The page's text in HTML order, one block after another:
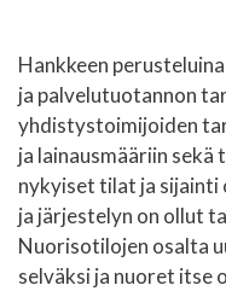
Hankkeen
ja palvelutuotannon
yhdistystoimijoiden
ja lainausmääriin
nykyiset tilat ja
ja järjestelyn on ollut
Nuorisotilojen osalta
selväksi ja nuoret itse